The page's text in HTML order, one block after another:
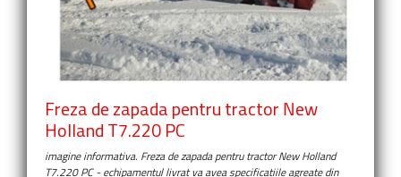
Freza de zapada pentru tractor New
Holland T7.220 PC
imagine informativa. Freza de zapada pentru tractor New Holland
T7.220 PC- echipamentul livrat va avea specificatiile agreate din